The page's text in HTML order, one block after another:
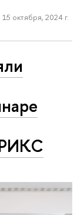
15 октября, 2024 г.